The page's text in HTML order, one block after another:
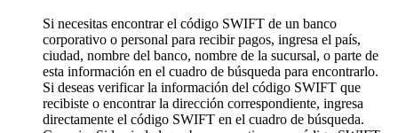
Si necesitas encontrar el código SWIFT de un banco
corporativo o personal para recibir pagos, ingresa el país,
ciudad, nombre del banco, nombre de la sucursal, o parte de
esta información en el cuadro de búsqueda para encontrarlo.
Si deseas verificar la información del código SWIFT que
recibiste o encontrar la dirección correspondiente, ingresa
directamente el código SWIFT en el cuadro de búsqueda.